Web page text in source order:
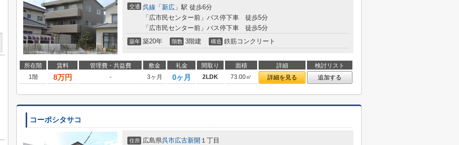
交通 呉線 「 新広 」駅 徒歩6分
「広市民センター前」バス停下車 徒歩5分
「広市民センター前」バス停下車 徒歩5分
築年 築20年 階数 3階建 構造 鉄筋コンクリート
所在階 賃料 管理費・共益費 敷金 礼金 間取り 面積 詳細
検討リスト
1階
8万円 - 3ヶ月 0ヶ月 2LDK 73.00㎡ 詳細を見る 追加する
コーポシタサコ
住所 広島県呉市広古新開 １丁目